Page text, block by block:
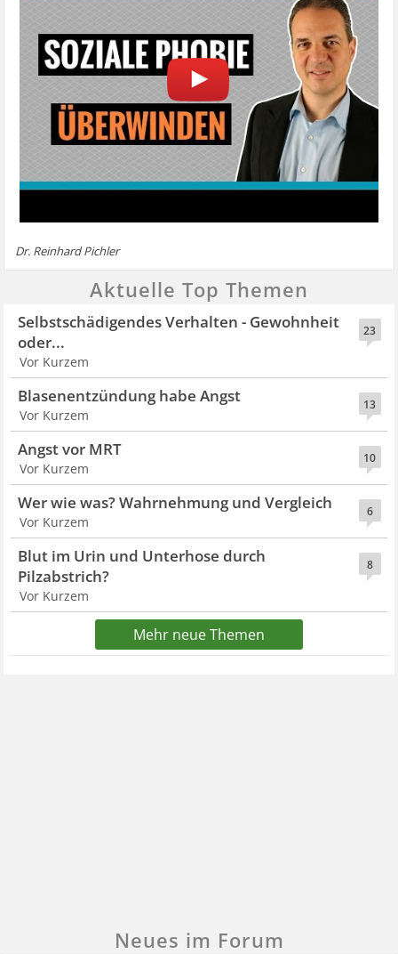
Dr. Reinhard Pichler
Aktuelle Top Themen
23
Selbstschädigendes Verhalten - Gewohnheit
oder...
Vor Kurzem
13
Blasenentzündung habe Angst
Vor Kurzem
10
Angst vor MRT
Vor Kurzem
6
Wer wie was? Wahrnehmung und Vergleich
Vor Kurzem
8
Blut im Urin und Unterhose durch
Pilzabstrich?
Vor Kurzem
Mehr neue Themen
Neues im Forum